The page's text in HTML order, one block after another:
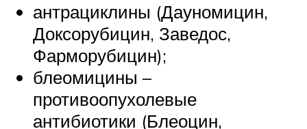
антрациклины (Дауномицин,
Доксорубицин, Заведос,
Фарморубицин);
блеомицины –
противоопухолевые
антибиотики (Блеоцин,